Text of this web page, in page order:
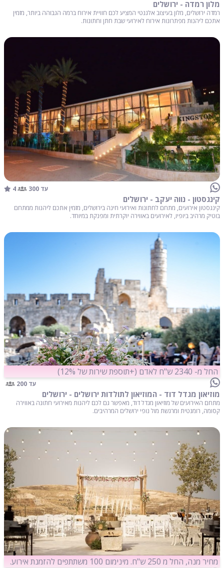
מלון רמדה - ירושלים
רמדה ירושלים, מלון בעיצוב אלגנטי המציע לכם חוויית אירוח ברמה הגבוהה ביותר, מזמין
אתכם ליהנות מפתרונות אירוח לאירועי שבת חתן וחתונות.
עד 300 4
קינגסטון - נווה יעקב - ירושלים
קינגסטון אירועים, מתחם לחתונות ואירועי חינה בירושלים, מזמין אתכם ליהנות ממתחם
בוטיק מרהיב ביופיו, לאירועים באווירה יוקרתית ומפנקת במיוחד.
החל מ- 2340 ש"ח לאדם (+תוספת שירות של 12%)
עד 200
מוזיאון מגדל דוד - המוזיאון לתולדות ירושלים - ירושלים
מתחם האירועים של מוזיאון מגדל דוד, מאפשר גם לכם ליהנות מאירועי חתונה באווירה
קסומה, רומנטית ומרגשת מול נופי ירושלים המרהיבים.
מחיר מנה, החל מ 250 ש"ח. מינימום 100 משתתפים להזמנת אירוע.